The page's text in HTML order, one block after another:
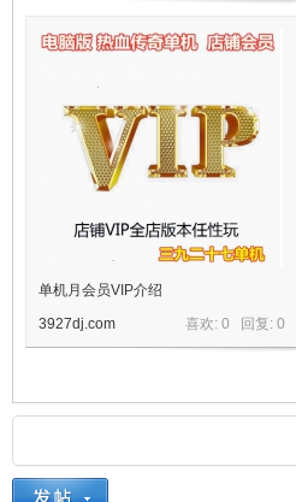
单机月会员VIP介绍
喜欢: 0 回复: 0
3927dj.com